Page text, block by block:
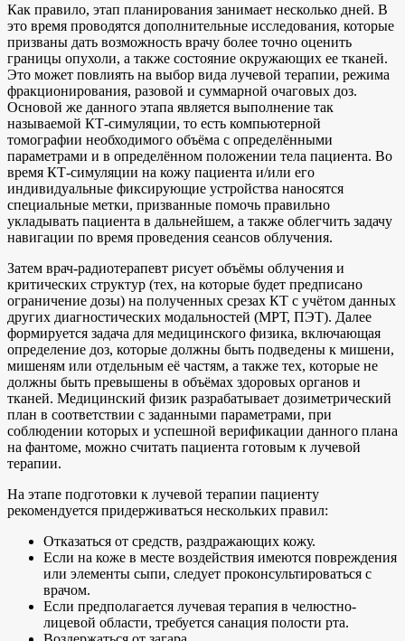
Как правило, этап планирования занимает несколько дней. В
это время проводятся дополнительные исследования, которые
призваны дать возможность врачу более точно оценить
границы опухоли, а также состояние окружающих ее тканей.
Это может повлиять на выбор вида лучевой терапии, режима
фракционирования, разовой и суммарной очаговых доз.
Основой же данного этапа является выполнение так
называемой КТ-симуляции, то есть компьютерной
томографии необходимого объёма с определёнными
параметрами и в определённом положении тела пациента. Во
время КТ-симуляции на кожу пациента и/или его
индивидуальные фиксирующие устройства наносятся
специальные метки, призванные помочь правильно
укладывать пациента в дальнейшем, а также облегчить задачу
навигации по время проведения сеансов облучения.
Затем врач-радиотерапевт рисует объёмы облучения и
критических структур (тех, на которые будет предписано
ограничение дозы) на полученных срезах КТ с учётом данных
других диагностических модальностей (МРТ, ПЭТ). Далее
формируется задача для медицинского физика, включающая
определение доз, которые должны быть подведены к мишени,
мишеням или отдельным её частям, а также тех, которые не
должны быть превышены в объёмах здоровых органов и
тканей. Медицинский физик разрабатывает дозиметрический
план в соответствии с заданными параметрами, при
соблюдении которых и успешной верификации данного плана
на фантоме, можно считать пациента готовым к лучевой
терапии.
На этапе подготовки к лучевой терапии пациенту
рекомендуется придерживаться нескольких правил:
Отказаться от средств, раздражающих кожу.
Если на коже в месте воздействия имеются повреждения
или элементы сыпи, следует проконсультироваться с
врачом.
Если предполагается лучевая терапия в челюстно-
лицевой области, требуется санация полости рта.